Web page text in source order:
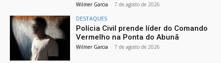
Wilmer Garcia - 7 de agosto de 2026
DESTAQUES
Polícia Civil prende líder do Comando
Vermelho na Ponta do Abunã
Wilmer Garcia - 7 de agosto de 2026